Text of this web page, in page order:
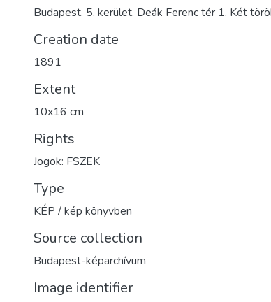
Budapest. 5. kerület. Deák Ferenc tér 1. Két
Creation date
1891
Extent
10x16 cm
Rights
Jogok: FSZEK
Type
KÉP / kép könyvben
Source collection
Budapest-képarchívum
Image identifier